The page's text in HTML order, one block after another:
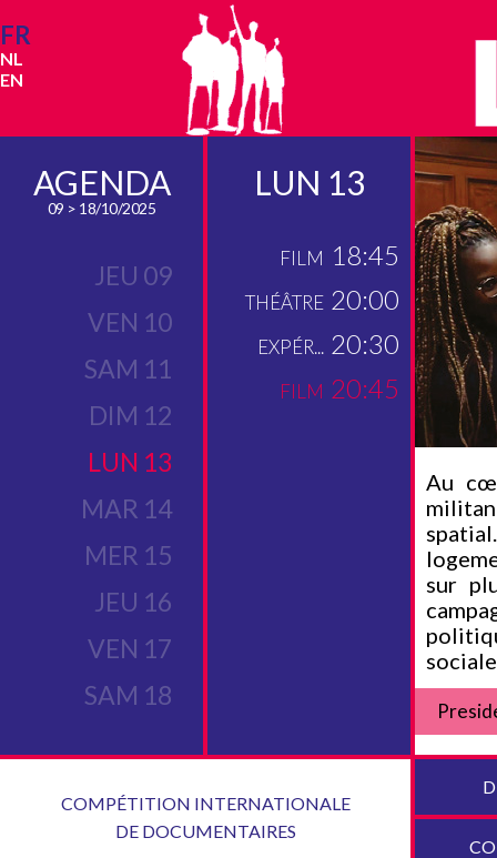
FR
NL
EN
AGENDA
09 > 18/10/2025
JEU 09
VEN 10
SAM 11
DIM 12
LUN 13
MAR 14
MER 15
JEU 16
VEN 17
SAM 18
LUN 13
FILM 18:45
THÉÂTRE 20:00
EXPÉR... 20:30
FILM 20:45
Au
sur
COMPÉTITION INTERNATIONALE
DE DOCUMENTAIRES